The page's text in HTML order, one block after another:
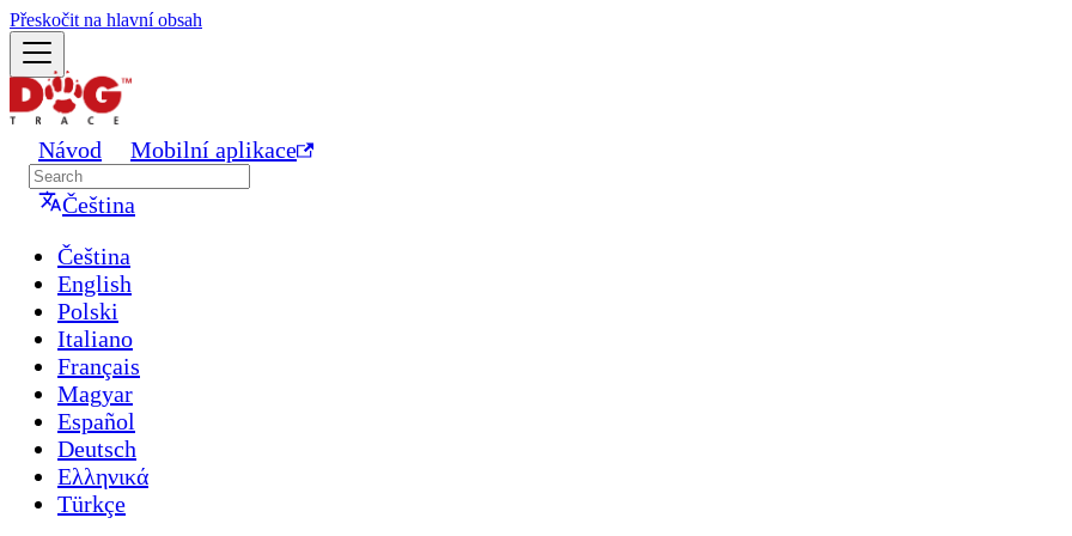
Přeskočit na hlavní obsah
Návod Mobilní aplikace
Čeština
Čeština
English
Polski
Italiano
Français
Magyar
Español
Deutsch
Ελληνικά
Türkçe